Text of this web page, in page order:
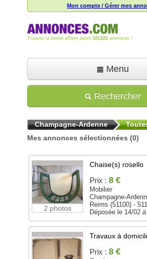
Mon compte / Gérer mes
Trouvez la bonne affaire parmi 101320 annonces !
Menu
Déposer une annonce
Toutes les annonces
Aide
Rechercher
Champagne-Ardenne
Mes annonces sélectionnées (0)
2 photos
Chaise(s) rosello
Prix : 8 €
Mobilier
Champagne-
Reims (51100) -
Déposée le 14/02
Travaux à
Prix : 8 €